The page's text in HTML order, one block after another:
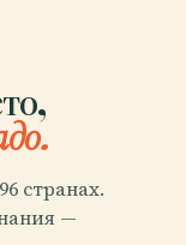
странах.
—